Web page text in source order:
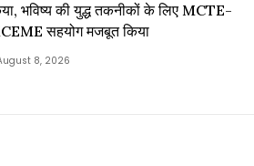
भविष्य की युद्ध तकनीकों के लिए MCTE-
सहयोग मजबूत किया
8, 2026